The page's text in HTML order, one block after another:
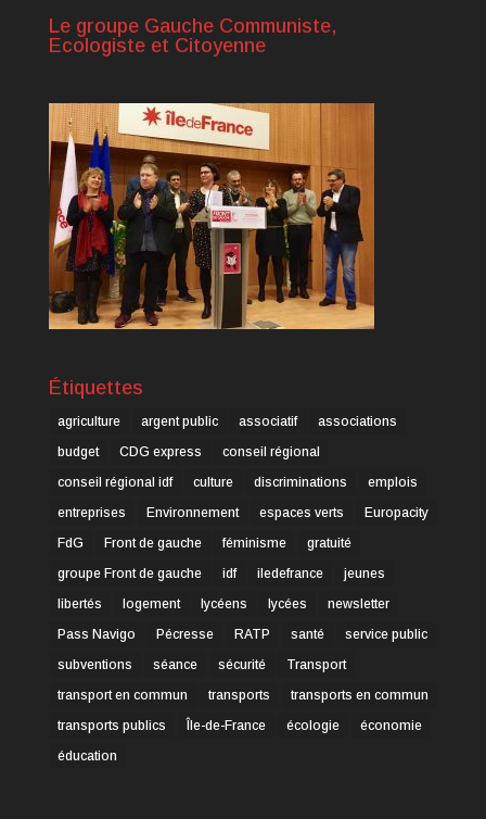
Le groupe Gauche Communiste,
Ecologiste et Citoyenne
Étiquettes
agriculture argent public associatif
associations
budget
CDG express
conseil régional
conseil régional idf
culture discriminations
emplois
entreprises
Environnement espaces verts
Europacity
FdG
Front de gauche féminisme
gratuité
groupe Front de gauche
idf iledefrance
jeunes
libertés
logement lycéens lycées
newsletter
Pass Navigo
Pécresse RATP santé
service public
subventions
séance sécurité
Transport
transport en commun
transports
transports en commun
transports publics
Île-de-France écologie
économie
éducation